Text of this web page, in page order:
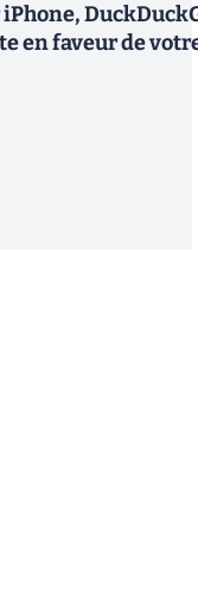
iPhone,
en faveur de